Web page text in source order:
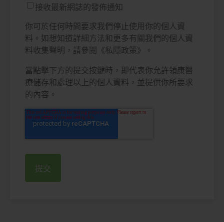
接收最新網誌的發佈通知
你可於任何時間要求我們停止使用你的個人資
料。如想知道詳細方法和更多有關我們的個人資
料收集聲明，請參閱《私隱政策》。
當點擊下方的提交按鍵時，即代表你允許領康醫
療儲存和處理以上的個人資料，並提供你所要求
的內容。